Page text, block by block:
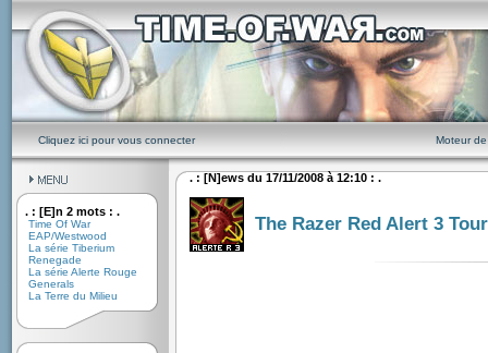
Cliquez ici pour vous connecter Moteur
. : [E]n 2 mots : .
Time Of War
EAP/Westwood
La série Tiberium
Renegade
La série Alerte Rouge
Generals
La Terre du Milieu
. : [N]ews du 17/11/2008 à 12:10 : .
The Razer Red Alert 3